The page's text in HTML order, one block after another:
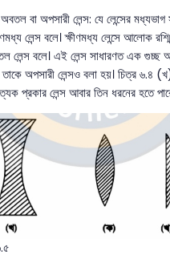
বা অপসারী লেন্স: যে লেন্সের
লেন্স বলে। ক্ষীণমধ্য লেন্সে আলোক
লেন্স বলে। এই লেন্স সাধারণত এক গুচ্ছ
তাকে অপসারী লেন্সও বলা হয়। চিত্র
প্রকার লেন্স আবার তিন ধরনের হতে